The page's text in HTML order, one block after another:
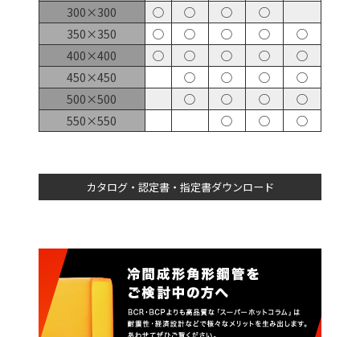
300×300
○ ○ ○
○
350×350
○ ○ ○ ○
○
400×400
○ ○ ○ ○
○
450×450
○ ○ ○
○
500×500
○ ○ ○
○
550×550
○ ○ ○
カタログ・認定書・指定書ダウンロード